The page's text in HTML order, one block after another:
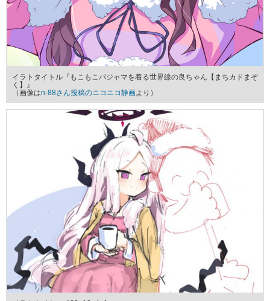
イラトタイトル『もこもこパジャマを着る世界線の良ちゃん【まちカドまぞ
く】』
（画像はn-88さん投稿のニコニコ静画より）